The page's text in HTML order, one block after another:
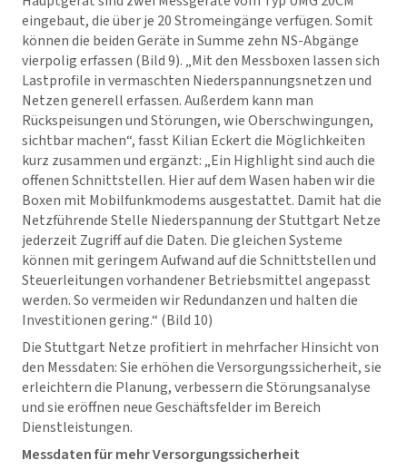
eingebaut, die über je 20 Stromeingänge verfügen. Somit
können die beiden Geräte in Summe zehn NS-Abgänge
vierpolig erfassen (Bild 9). „Mit den Messboxen lassen sich
Lastprofile in vermaschten Niederspannungsnetzen und
Netzen generell erfassen. Außerdem kann man
Rückspeisungen und Störungen, wie Oberschwingungen,
sichtbar machen“, fasst Kilian Eckert die Möglichkeiten
kurz zusammen und ergänzt: „Ein Highlight sind auch die
offenen Schnittstellen. Hier auf dem Wasen haben wir die
Boxen mit Mobilfunkmodems ausgestattet. Damit hat die
Netzführende Stelle Niederspannung der Stuttgart Netze
jederzeit Zugriff auf die Daten. Die gleichen Systeme
können mit geringem Aufwand auf die Schnittstellen und
Steuerleitungen vorhandener Betriebsmittel angepasst
werden. So vermeiden wir Redundanzen und halten die
Investitionen gering.“ (Bild 10)
Die Stuttgart Netze profitiert in mehrfacher Hinsicht von
den Messdaten: Sie erhöhen die Versorgungssicherheit, sie
erleichtern die Planung, verbessern die Störungsanalyse
und sie eröffnen neue Geschäftsfelder im Bereich
Dienstleistungen.
Messdaten für mehr Versorgungssicherheit